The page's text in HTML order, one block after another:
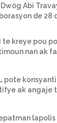
Abi
de
te kreye pou
nan ak
pote
ak angaje